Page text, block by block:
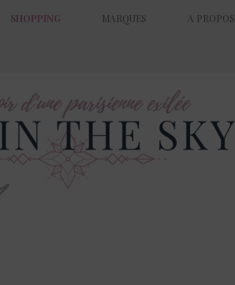
SHOPPING MARQUES A PROPOS